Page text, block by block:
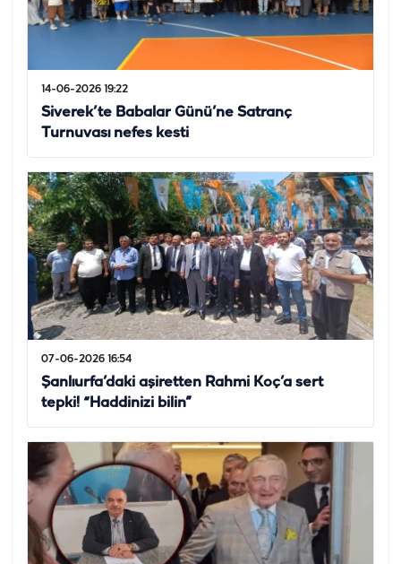
14-06-2026 19:22
Siverek’te Babalar Günü’ne Satranç
Turnuvası nefes kesti
07-06-2026 16:54
Şanlıurfa’daki aşiretten Rahmi Koç’a sert
tepki! “Haddinizi bilin”